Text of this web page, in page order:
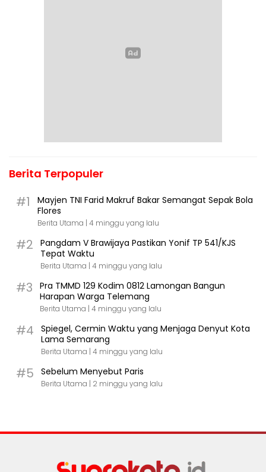
Berita Terpopuler
#1
Mayjen TNI Farid Makruf Bakar Semangat Sepak Bola
Flores
Berita Utama | 4 minggu yang lalu
#2
Pangdam V Brawijaya Pastikan Yonif TP 541/KJS
Tepat Waktu
Berita Utama | 4 minggu yang lalu
#3
Pra TMMD 129 Kodim 0812 Lamongan Bangun
Harapan Warga Telemang
Berita Utama | 4 minggu yang lalu
#4
Spiegel, Cermin Waktu yang Menjaga Denyut Kota
Lama Semarang
Berita Utama | 4 minggu yang lalu
#5 Sebelum Menyebut Paris
Berita Utama | 2 minggu yang lalu